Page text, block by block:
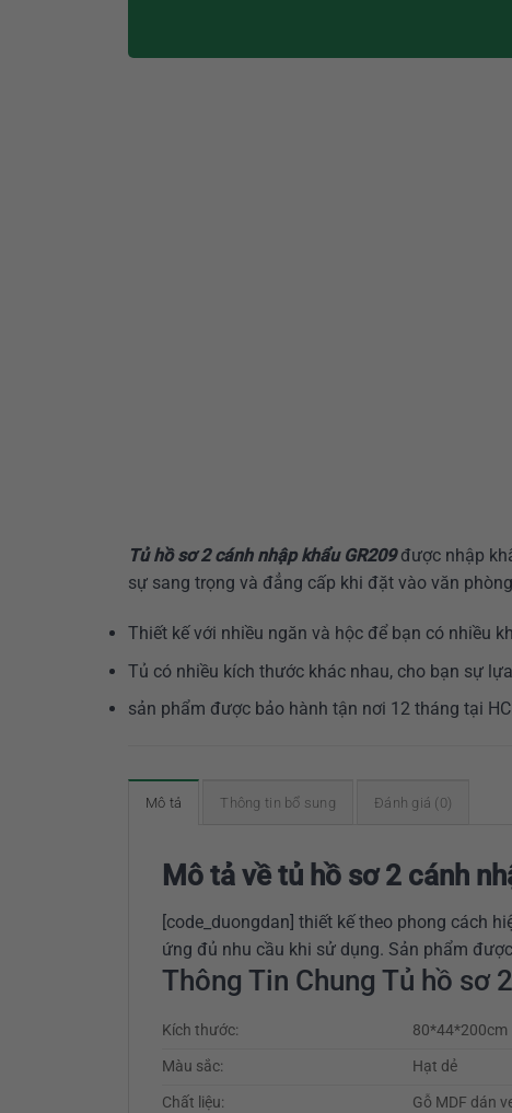
Tủ hồ sơ 2 cánh nhập khẩu GR209được nhập
sự sang trọng và đẳng cấp khi đặt vào văn
Thiết kế với nhiều ngăn và hộc để bạn có nhiều
Tủ có nhiều kích thước khác nhau, cho bạn sự
sản phẩm được bảo hành tận nơi 12 tháng tại
Mô tả Thông tin bổ sung Đánh giá (0)
Mô tả về tủ hồ sơ 2 cánh
[code_duongdan] thiết kế theo phong cách
ứng đủ nhu cầu khi sử dụng. Sản phẩm
Thông Tin Chung Tủ hồ sơ
Kích thước:
80*44*200cm
Màu sắc:
Hạt dẻ
Chất liệu:
Gỗ MDF dán